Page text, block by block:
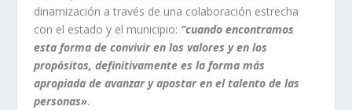
dinamización a través de una colaboración estrecha
con el estado y el municipio: “cuando encontramos
esta forma de convivir en los valores y en los
propósitos, definitivamente es la forma más
apropiada de avanzar y apostar en el talento de las
personas».